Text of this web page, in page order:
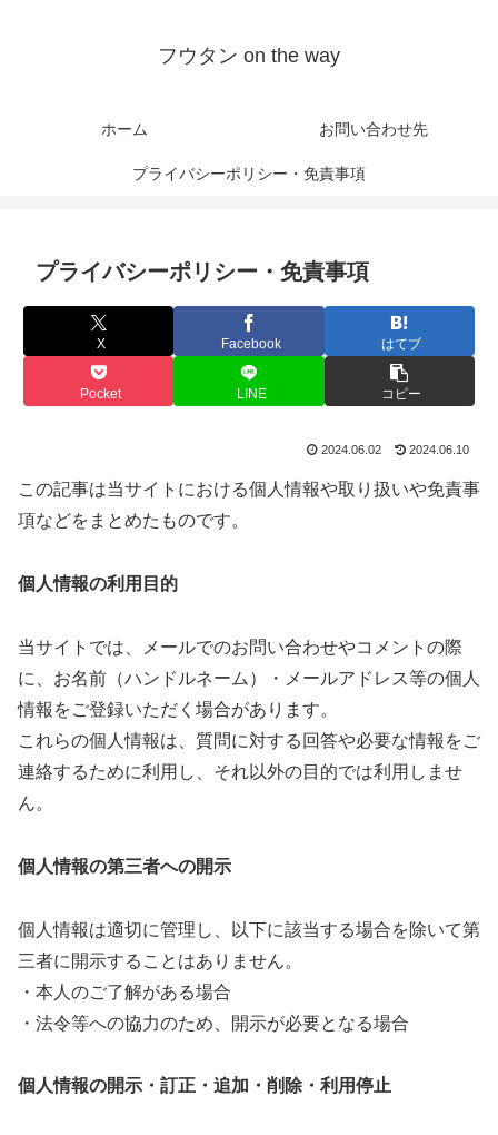
フウタン on the way
ホーム お問い合わせ先
プライバシーポリシー・免責事項
プライバシーポリシー・免責事項
X Facebook はてブ
Pocket LINE コピー
2024.06.02 2024.06.10
この記事は当サイトにおける個人情報や取り扱いや免責事
項などをまとめたものです。
個人情報の利用目的
当サイトでは、メールでのお問い合わせやコメントの際
に、お名前（ハンドルネーム）・メールアドレス等の個人
情報をご登録いただく場合があります。
これらの個人情報は、質問に対する回答や必要な情報をご
連絡するために利用し、それ以外の目的では利用しませ
ん。
個人情報の第三者への開示
個人情報は適切に管理し、以下に該当する場合を除いて第
三者に開示することはありません。
・本人のご了解がある場合
・法令等への協力のため、開示が必要となる場合
個人情報の開示・訂正・追加・削除・利用停止